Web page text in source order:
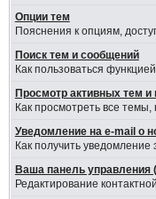
Опции тем
Пояснения к опциям,
Поиск тем и сообщений
Как пользоваться
Просмотр активных тем
Как просмотреть все
Уведомление на е-mail о
Как получить
Ваша панель управления
Редактирование